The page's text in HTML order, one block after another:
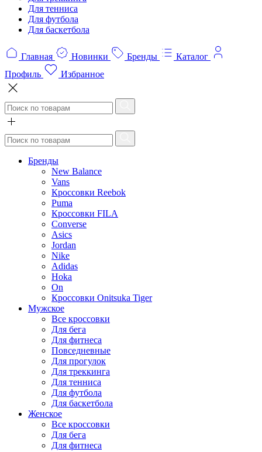
Для тенниса
Для футбола
Для баскетбола
Главная Новинки Бренды
Каталог
Профиль
Избранное
Бренды
New Balance
Vans
Кроссовки Reebok
Puma
Кроссовки FILA
Converse
Asics
Jordan
Nike
Adidas
Hoka
On
Кроссовки Onitsuka Tiger
Мужское
Все кроссовки
Для бега
Для фитнеса
Повседневные
Для прогулок
Для треккинга
Для тенниса
Для футбола
Для баскетбола
Женское
Все кроссовки
Для бега
Для фитнеса